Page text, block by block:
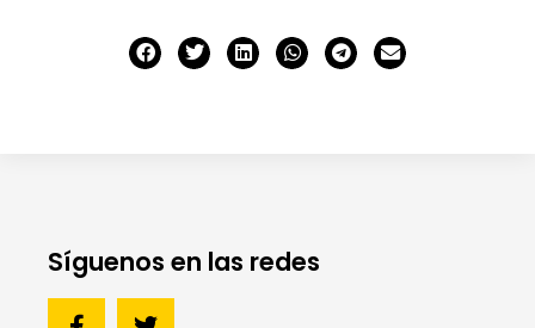
Síguenos en las redes